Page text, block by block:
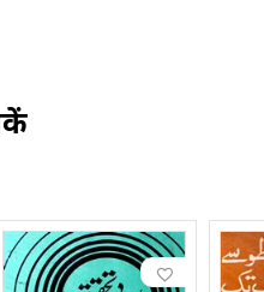
जमील ख़ान) उर्दू साहित्य की
की उच्च उपाधियाँ हासिल कीं।
के रूप में हुई। बाद में
कार्य किया।
सेवाएँ अत्यंत व्यापक हैं। उनकी
का शोधपरक और वस्तुनिष्ठ
भी उनकी देन हैं।